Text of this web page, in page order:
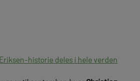
historie deles i hele verden